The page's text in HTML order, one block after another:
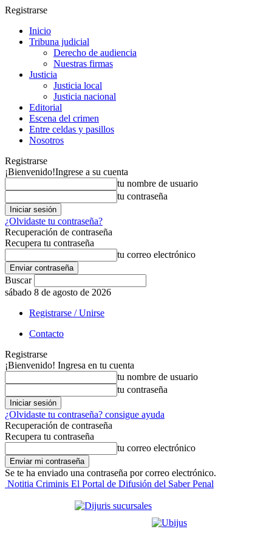
Registrarse
Inicio
Tribuna judicial
Derecho de audiencia
Nuestras firmas
Justicia
Justicia local
Justicia nacional
Editorial
Escena del crimen
Entre celdas y pasillos
Nosotros
Registrarse
¡Bienvenido!Ingrese a su cuenta
tu nombre de usuario
tu contraseña
¿Olvidaste tu contraseña?
Recuperación de contraseña
Recupera tu contraseña
tu correo electrónico
Buscar
sábado 8 de agosto de 2026
Registrarse / Unirse
Contacto
Registrarse
¡Bienvenido! Ingresa en tu cuenta
tu nombre de usuario
tu contraseña
¿Olvidaste tu contraseña? consigue ayuda
Recuperación de contraseña
Recupera tu contraseña
tu correo electrónico
Se te ha enviado una contraseña por correo electrónico.
Notitia Criminis El Portal de Difusión del Saber Penal